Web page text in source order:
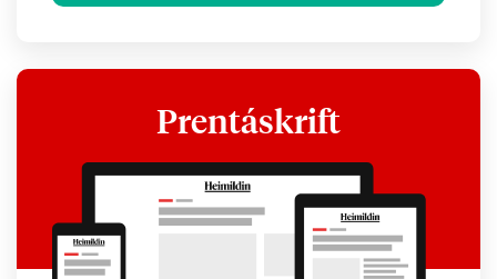
Prentáskrift